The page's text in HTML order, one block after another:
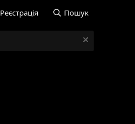
Реєстрація Пошук